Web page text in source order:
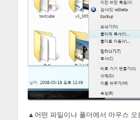
▲어떤 파일이나 폴더에서 마우스 오